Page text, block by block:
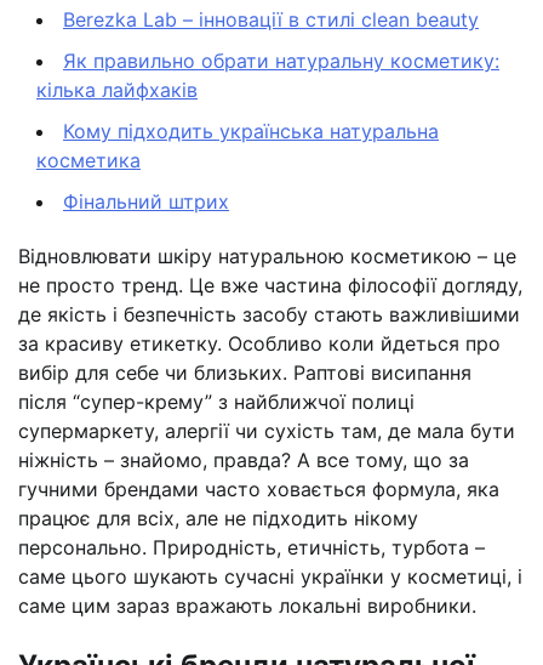
Berezka Lab – інновації в стилі clean beauty
Як правильно обрати натуральну косметику:
кілька лайфхаків
Кому підходить українська натуральна
косметика
Фінальний штрих
Відновлювати шкіру натуральною косметикою – це
не просто тренд. Це вже частина філософії догляду,
де якість і безпечність засобу стають важливішими
за красиву етикетку. Особливо коли йдеться про
вибір для себе чи близьких. Раптові висипання
після “супер-крему” з найближчої полиці
супермаркету, алергії чи сухість там, де мала бути
ніжність – знайомо, правда? А все тому, що за
гучними брендами часто ховається формула, яка
працює для всіх, але не підходить нікому
персонально. Природність, етичність, турбота –
саме цього шукають сучасні українки у косметиці, і
саме цим зараз вражають локальні виробники.